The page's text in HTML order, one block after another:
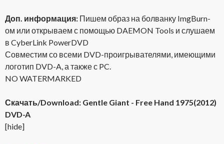
Доп. информация: Пишем образ на болванку ImgBurn-
ом или открываем с помощью DAEMON Tools и слушаем
в CyberLink PowerDVD
Совместим со всеми DVD-проигрывателями, имеющими
логотип DVD-A, а также с PC.
NO WATERMARKED
Скачать/Download: Gentle Giant - Free Hand 1975(2012)
DVD-A
[hide]